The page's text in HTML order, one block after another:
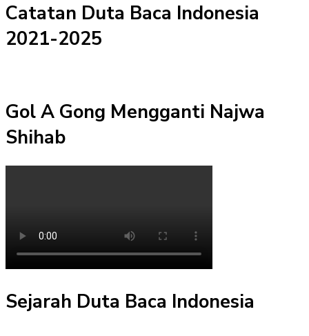
Catatan Duta Baca Indonesia
2021-2025
Gol A Gong Mengganti Najwa
Shihab
Sejarah Duta Baca Indonesia